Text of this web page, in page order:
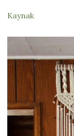
Kaynak